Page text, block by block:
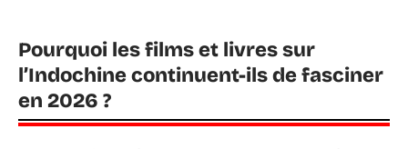
Pourquoi les films et livres sur
l’Indochine continuent-ils de fasciner
en 2026 ?